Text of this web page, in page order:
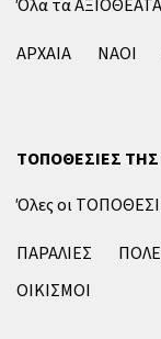
Όλα τα ΑΞΙΟΘΕΑΤΑ
ΑΡΧΑΙΑ
ΝΑΟΙ
ΤΟΠΟΘΕΣΙΕΣ ΤΗΣ
Όλες οι
ΠΑΡΑΛΙΕΣ
ΟΙΚΙΣΜΟΙ